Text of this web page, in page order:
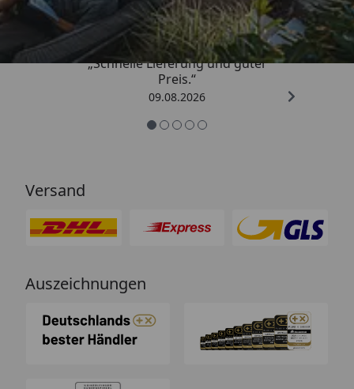
4,83/ 5
„Schnelle Lieferung und guter
Preis.“
09.08.2026
Versand
Auszeichnungen